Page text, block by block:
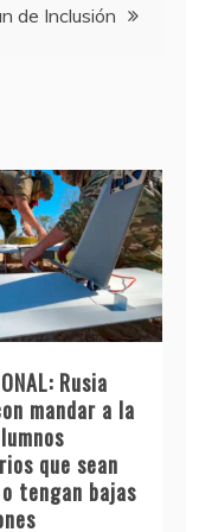
de Inclusión
Rusia
mandar a la
que sean
tengan bajas